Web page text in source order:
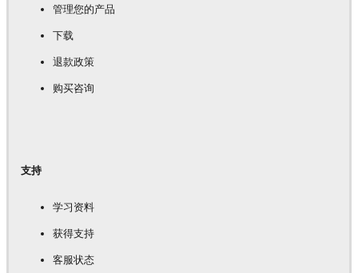
管理您的产品
下载
退款政策
购买咨询
支持
学习资料
获得支持
客服状态